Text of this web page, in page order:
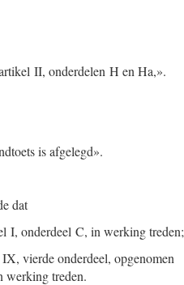
II, onderdelen H en Ha,».
is afgelegd».
dat
I, onderdeel C, in werking treden;
vierde onderdeel, opgenomen
werking treden.